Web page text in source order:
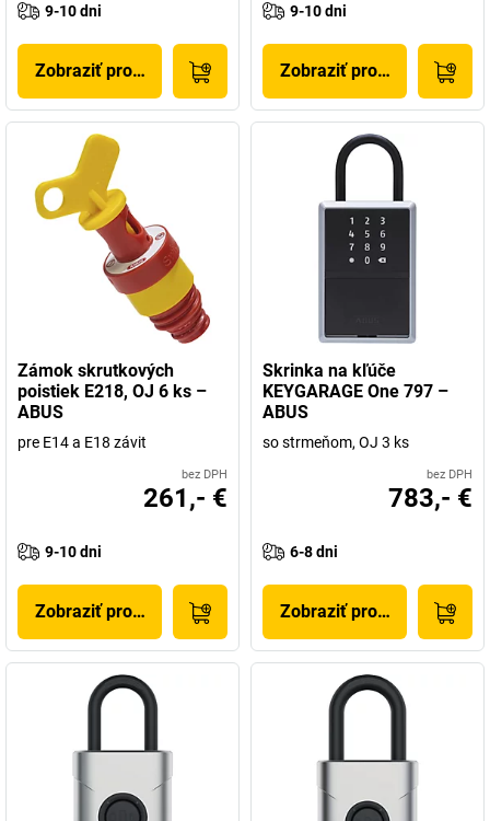
9-10 dni
Zobraziť produkt
9-10 dni
Zobraziť produkt
Zámok skrutkových
poistiek E218, OJ 6 ks –
ABUS
pre E14 a E18 závit
bez DPH
261,- €
9-10 dni
Zobraziť produkt
Skrinka na kľúče
KEYGARAGE One 797 –
ABUS
so strmeňom, OJ 3 ks
bez DPH
783,- €
6-8 dni
Zobraziť produkt